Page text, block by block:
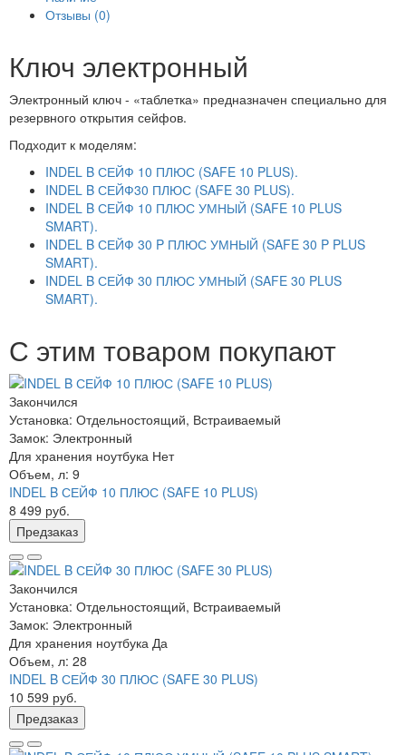
Отзывы (0)
Ключ электронный
Электронный ключ - «таблетка» предназначен специально для
резервного открытия сейфов.
Подходит к моделям:
INDEL B СЕЙФ 10 ПЛЮС (SAFE 10 PLUS).
INDEL B СЕЙФ30 ПЛЮС (SAFE 30 PLUS).
INDEL B СЕЙФ 10 ПЛЮС УМНЫЙ (SAFE 10 PLUS
SMART).
INDEL B СЕЙФ 30 P ПЛЮС УМНЫЙ (SAFE 30 P PLUS
SMART).
INDEL B СЕЙФ 30 ПЛЮС УМНЫЙ (SAFE 30 PLUS
SMART).
С этим товаром покупают
Закончился
Установка: Отдельностоящий, Встраиваемый
Замок: Электронный
Для хранения ноутбука Нет
Объем, л: 9
INDEL B СЕЙФ 10 ПЛЮС (SAFE 10 PLUS)
8 499 руб.
Предзаказ
Закончился
Установка: Отдельностоящий, Встраиваемый
Замок: Электронный
Для хранения ноутбука Да
Объем, л: 28
INDEL B СЕЙФ 30 ПЛЮС (SAFE 30 PLUS)
10 599 руб.
Предзаказ